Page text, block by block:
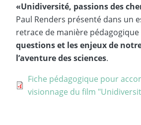
«Unidiversité, passions des
Paul Renders présenté dans un
retrace de manière pédagogique
questions et les enjeux de
l’aventure des sciences.
Document
Fiche pédagogique pour
visionnage du film